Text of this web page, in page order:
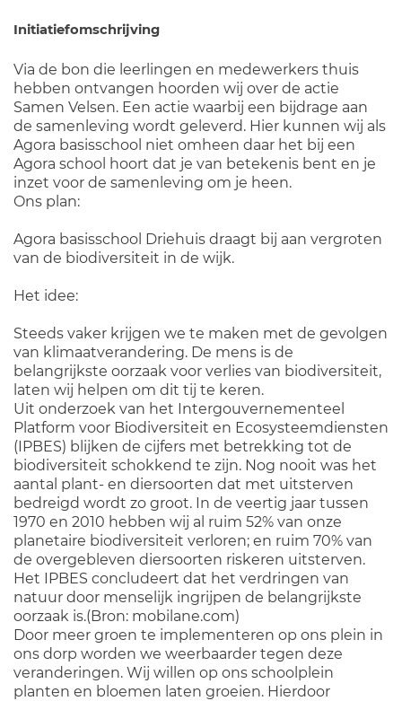
Initiatiefomschrijving
Via de bon die leerlingen en medewerkers thuis
hebben ontvangen hoorden wij over de actie
Samen Velsen. Een actie waarbij een bijdrage aan
de samenleving wordt geleverd. Hier kunnen wij als
Agora basisschool niet omheen daar het bij een
Agora school hoort dat je van betekenis bent en je
inzet voor de samenleving om je heen.
Ons plan:
Agora basisschool Driehuis draagt bij aan vergroten
van de biodiversiteit in de wijk.
Het idee:
Steeds vaker krijgen we te maken met de gevolgen
van klimaatverandering. De mens is de
belangrijkste oorzaak voor verlies van biodiversiteit,
laten wij helpen om dit tij te keren.
Uit onderzoek van het Intergouvernementeel
Platform voor Biodiversiteit en Ecosysteemdiensten
(IPBES) blijken de cijfers met betrekking tot de
biodiversiteit schokkend te zijn. Nog nooit was het
aantal plant- en diersoorten dat met uitsterven
bedreigd wordt zo groot. In de veertig jaar tussen
1970 en 2010 hebben wij al ruim 52% van onze
planetaire biodiversiteit verloren; en ruim 70% van
de overgebleven diersoorten riskeren uitsterven.
Het IPBES concludeert dat het verdringen van
natuur door menselijk ingrijpen de belangrijkste
oorzaak is.(Bron: mobilane.com)
Door meer groen te implementeren op ons plein in
ons dorp worden we weerbaarder tegen deze
veranderingen. Wij willen op ons schoolplein
planten en bloemen laten groeien. Hierdoor